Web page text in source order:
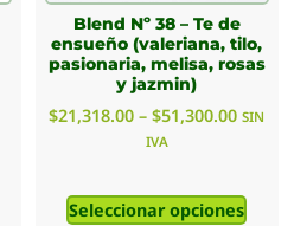
Blend Nº 38 – Te de
ensueño (valeriana, tilo,
pasionaria, melisa, rosas
y jazmin)
$21,318.00 – $51,300.00 SIN
IVA
Seleccionar opciones